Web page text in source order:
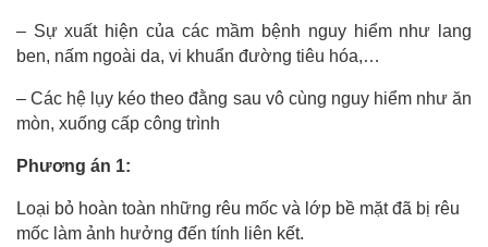
– Sự xuất hiện của các mầm bệnh nguy hiểm như lang
ben, nấm ngoài da, vi khuẩn đường tiêu hóa,…
– Các hệ lụy kéo theo đằng sau vô cùng nguy hiểm như ăn
mòn, xuống cấp công trình
Phương án 1:
Loại bỏ hoàn toàn những rêu mốc và lớp bề mặt đã bị rêu
mốc làm ảnh hưởng đến tính liên kết.